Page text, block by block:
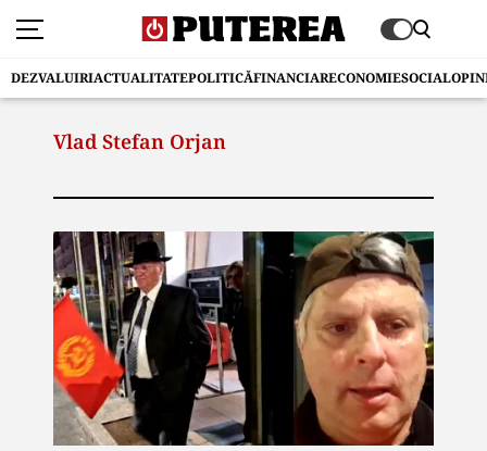
DEZVALUIRIACTUALITATEPOLITICĂFINANCIARECONOMIESOCIAL
Vlad Stefan Orjan